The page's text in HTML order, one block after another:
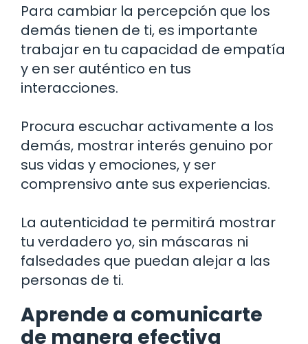
Para cambiar la percepción que los
demás tienen de ti, es importante
trabajar en tu capacidad de empatía
y en ser auténtico en tus
interacciones.
Procura escuchar activamente a los
demás, mostrar interés genuino por
sus vidas y emociones, y ser
comprensivo ante sus experiencias.
La autenticidad te permitirá mostrar
tu verdadero yo, sin máscaras ni
falsedades que puedan alejar a las
personas de ti.
Aprende a comunicarte
de manera efectiva